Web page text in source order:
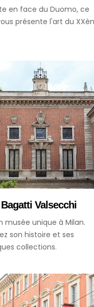
en face du Duomo, ce
présente l'art du
Valsecchi
musée unique à Milan.
son histoire et ses
collections.